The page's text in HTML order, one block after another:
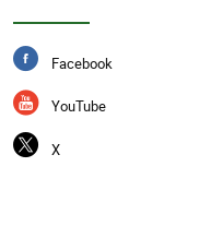
Facebook
YouTube
X